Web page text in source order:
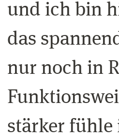
und ich bin
das
nur noch in
stärker fühle